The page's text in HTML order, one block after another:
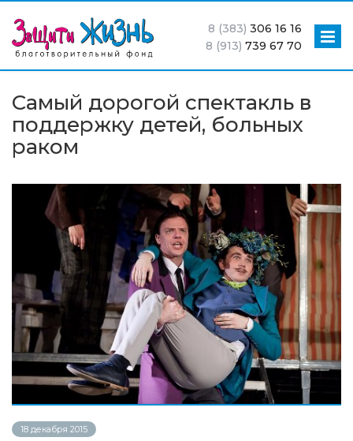
8 (383) 306 16 16
8 (913) 739 67 70
Самый дорогой спектакль в
поддержку детей, больных
раком
18 декабря 2015